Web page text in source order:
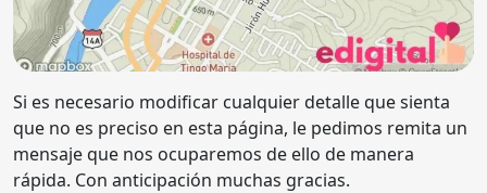
Si es necesario modificar cualquier detalle que sienta
que no es preciso en esta página, le pedimos remita un
mensaje que nos ocuparemos de ello de manera
rápida. Con anticipación muchas gracias.